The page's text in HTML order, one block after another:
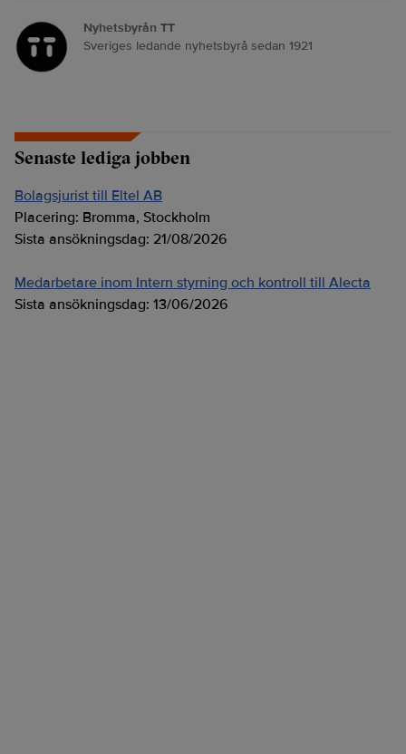
Nyhetsbyrån TT
Sveriges ledande nyhetsbyrå sedan 1921
Senaste lediga jobben
Bolagsjurist till Eltel AB
Placering: Bromma, Stockholm
Sista ansökningsdag: 21/08/2026
Medarbetare inom Intern styrning och kontroll till Alecta
Sista ansökningsdag: 13/06/2026